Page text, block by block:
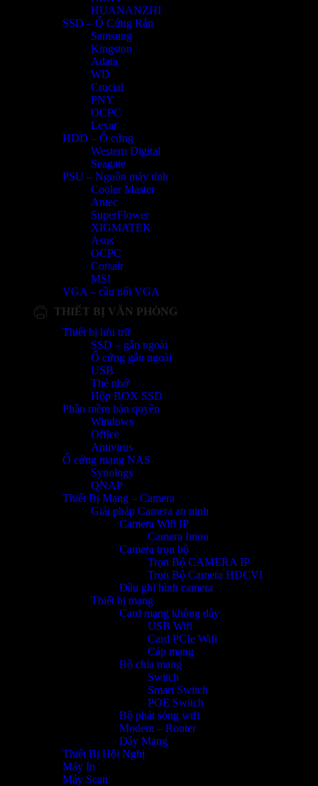
HUANANZHI
SSD – Ổ Cứng Rắn
Samsung
Kingston
Adata
WD
Crucial
PNY
OCPC
Lexar
HDD – Ổ cứng
Western Digital
Seagate
PSU – Nguồn máy tính
Cooler Master
Antec
SuperFlower
XIGMATEK
Asus
OCPC
Corsair
MSI
VGA – cầu nối VGA
THIẾT BỊ VĂN PHÒNG
Thiết bị lưu trữ
SSD – gắn ngoài
Ổ cứng gắn ngoài
USB
Thẻ nhớ
Hộp BOX SSD
Phần mềm bản quyền
Windows
Office
Antivirus
Ổ cứng mạng NAS
Synology
QNAP
Thiết Bị Mạng – Camera
Giải pháp Camera an ninh
Camera Wifi IP
Camera Imou
Camera trọn bộ
Trọn Bộ CAMERA IP
Trọn Bộ Camera HDCVI
Đầu ghi hình camera
Thiết bị mạng
Card mạng không dây
USB Wifi
Card PCIe Wifi
Cáp mạng
Bộ chia mạng
Switch
Smart Switch
POE Switch
Bộ phát sóng wifi
Modem – Router
Dây Mạng
Thiết Bị Hội Nghị
Máy In
Máy Scan